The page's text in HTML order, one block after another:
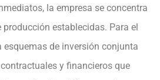
la empresa se concentra
establecidas. Para el
de inversión conjunta
y financieros que